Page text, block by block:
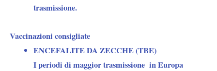
trasmissione.
Vaccinazioni consigliate
ENCEFALITE DA ZECCHE (TBE)
I periodi di maggior trasmissione in Europa